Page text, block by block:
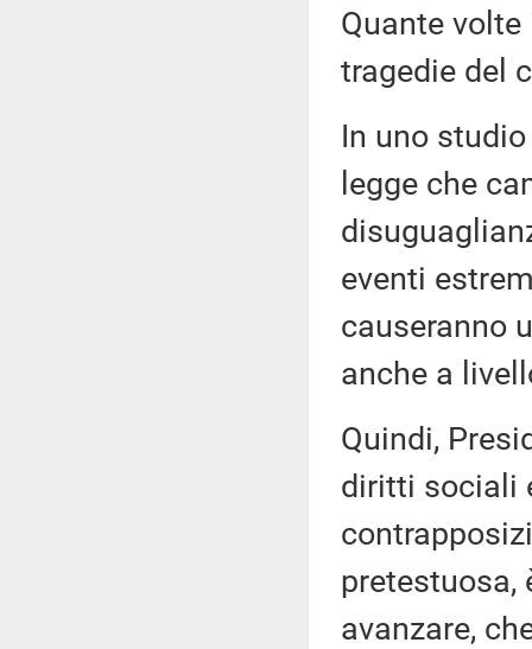
Quante
tragedie del
In uno
legge che
eventi
causeranno
anche a
Quindi,
diritti sociali
pretestuosa,
avanzare,